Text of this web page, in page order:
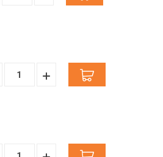
Hoeveelheid